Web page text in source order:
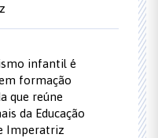
infantil é
formação
que reúne
da Educação
Imperatriz